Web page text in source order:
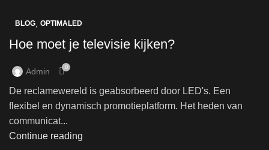
BLOG, OPTIMALED
Hoe moet je televisie kijken?
Admin 0
De reclamewereld is geabsorbeerd door LED's. Een
flexibel en dynamisch promotieplatform. Het heden van
communicat...
Continue reading